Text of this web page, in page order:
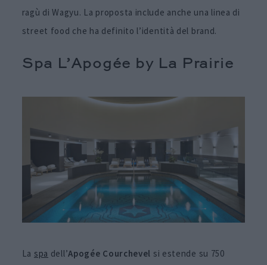
ragù di Wagyu. La proposta include anche una linea di
street food che ha definito l’identità del brand.
Spa L’Apogée by La Prairie
La spa dell’Apogée Courchevel si estende su 750